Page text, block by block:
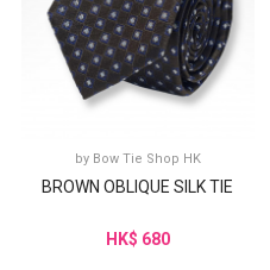
by Bow Tie Shop HK
BROWN OBLIQUE SILK TIE
HK$ 680